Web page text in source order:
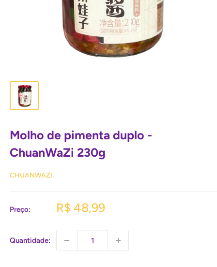
Molho de pimenta duplo -
ChuanWaZi 230g
CHUANWAZI
Preço:
Preço
R$ 48,99
Quantidade: